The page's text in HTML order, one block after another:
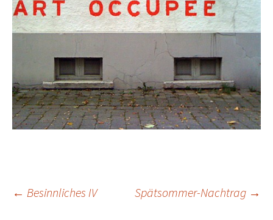
Beitrags-
← Besinnliches IV Spätsommer-Nachtrag →